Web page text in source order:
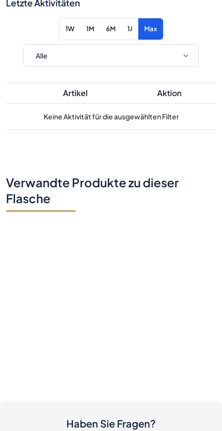
Letzte Aktivitäten
1W 1M 6M 1J Max
Artikel Aktion
Keine Aktivität für die ausgewählten Filter
Verwandte Produkte zu dieser
Flasche
Haben Sie Fragen?